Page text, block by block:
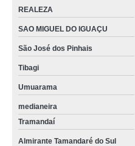
REALEZA
SAO MIGUEL DO IGUAÇU
São José dos Pinhais
Tibagi
Umuarama
medianeira
Tramandaí
Almirante Tamandaré do Sul